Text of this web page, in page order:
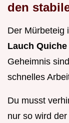
den
Der Mürbeteig
Lauch Quiche
Geheimnis
schnelles
Du musst
nur so wird